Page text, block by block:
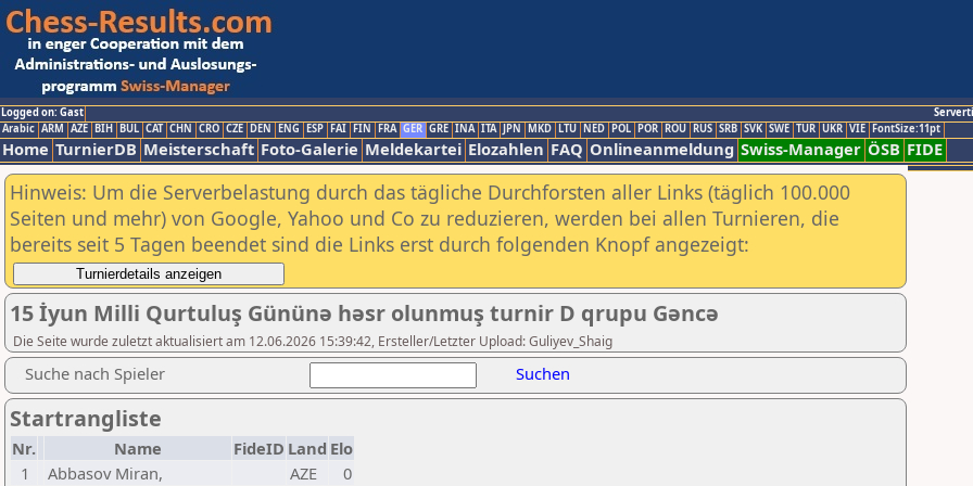
Logged on: Gast
Arabic ARM AZE BIH BUL CAT CHN CRO CZE DEN ENG ESP FAI FIN FRA GER GRE INA ITA JPN MKD LTU NED POL POR ROU RUS SRB SVK SWE TUR UKR VIE FontSize:11pt
Home TurnierDB Meisterschaft Foto-Galerie Meldekartei Elozahlen FAQ Onlineanmeldung Swiss-Manager ÖSB FIDE
Hinweis: Um die Serverbelastung durch das tägliche Durchforsten aller Links (täglich 100.000
Seiten und mehr) von Google, Yahoo und Co zu reduzieren, werden bei allen Turnieren, die
bereits seit 5 Tagen beendet sind die Links erst durch folgenden Knopf angezeigt:
15 İyun Milli Qurtuluş Gününə həsr olunmuş turnir D qrupu Gəncə
Die Seite wurde zuletzt aktualisiert am 12.06.2026 15:39:42, Ersteller/Letzter Upload: Guliyev_Shaig
Suche nach Spieler Suchen
Startrangliste
Nr. Name FideID Land Elo
1
Abbasov Miran, AZE
0